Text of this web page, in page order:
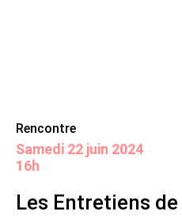
Rencontre
samedi 22 juin 2024
16h
Les Entretiens de